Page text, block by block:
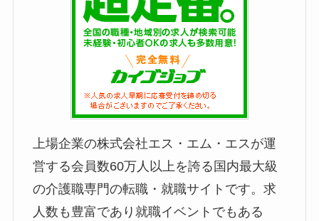
上場企業の株式会社エス・エム・エスが運
営する会員数60万人以上を誇る国内最大級
の介護職専門の転職・就職サイトです。求
人数も豊富であり就職イベントでもある